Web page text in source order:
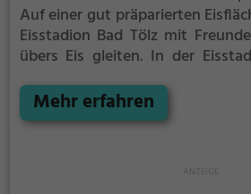
Auf einer gut präparierten
Eisstadion Bad Tölz mit
übers Eis gleiten. In der
Kinder oder Anfänger können
aufs Eis wagen.
Mehr erfahren